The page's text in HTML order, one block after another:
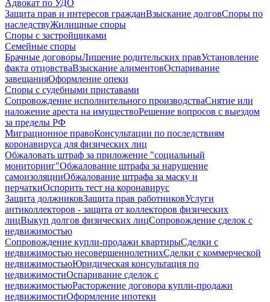
Адвокат по УДО
Защита прав и интересов гражданВзыскание долговСпоры по
наследствуЖилищные споры
Споры с застройщиками
Семейные споры
Брачные договорыЛишение родительских правУстановление
факта отцовстваВзыскание алиментовОспаривание
завещанияОформление опеки
Споры с судебными приставами
Сопровождение исполнительного производстваСнятие или
наложение ареста на имуществоРешение вопросов с выездом
за пределы РФ
Миграционное правоКонсультации по последствиям
коронавируса для физических лиц
Обжаловать штраф за приложение "социальный
мониторинг"Обжалование штрафа за нарушение
самоизоляцииОбжалование штрафа за маску и
перчаткиОспорить тест на коронавирус
Защита должниковЗащита прав работниковУслуги
антиколлекторов - защита от коллекторов физических
лицВыкуп долгов физических лицСопровождение сделок с
недвижимостью
Сопровождение купли-продажи квартирыСделки с
недвижимостью несовершеннолетнихСделки с коммерческой
недвижимостьюЮридическая консультация по
недвижимостиОспаривание сделок с
недвижимостьюРасторжение договора купли-продажи
недвижимостиОформление ипотеки